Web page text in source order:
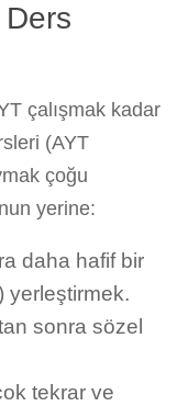
çalışmak kadar
(AYT
çoğu
yerine:
daha hafif bir
yerleştirmek.
sonra sözel
tekrar ve